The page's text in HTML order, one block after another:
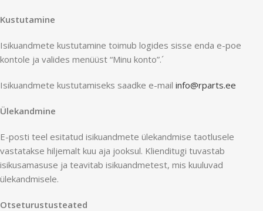
Kustutamine
Isikuandmete kustutamine toimub logides sisse enda e-poe
kontole ja valides menüüst “Minu konto”.´
Isikuandmete kustutamiseks saadke e-mail info@rparts.ee
Ülekandmine
E-posti teel esitatud isikuandmete ülekandmise taotlusele
vastatakse hiljemalt kuu aja jooksul. Klienditugi tuvastab
isikusamasuse ja teavitab isikuandmetest, mis kuuluvad
ülekandmisele.
Otseturustusteated